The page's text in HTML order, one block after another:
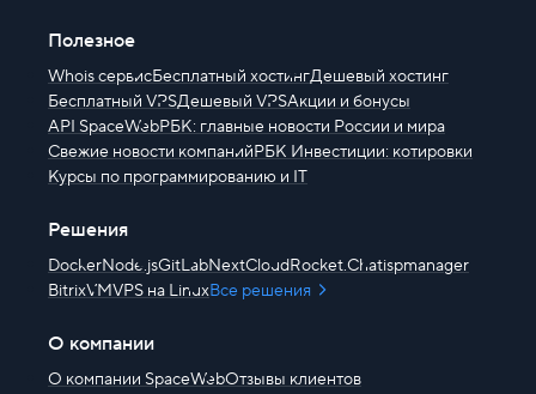
Полезное
Whois сервисБесплатный хостингДешевый хостинг
Бесплатный VPSДешевый VPSАкции и бонусы
API SpaceWebРБК: главные новости России и мира
Свежие новости компанийРБК Инвестиции: котировки
Курсы по программированию и IT
Решения
DockerNode.jsGitLabNextCloudRocket.Chatispmanager
BitrixVMVPS на LinuxВсе решения
О компании
О компании SpaceWebОтзывы клиентов